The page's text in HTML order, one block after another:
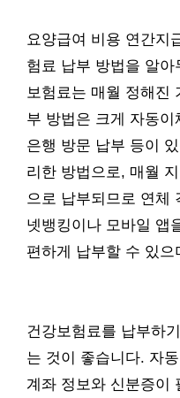
요양급여 비용 연간지
험료 납부 방법을 알
보험료는 매월 정해진
부 방법은 크게 자동
은행 방문 납부 등이
리한 방법으로, 매월
으로 납부되므로 연체
넷뱅킹이나 모바일 앱
편하게 납부할 수 있
건강보험료를 납부하
는 것이 좋습니다. 자
계좌 정보와 신분증이